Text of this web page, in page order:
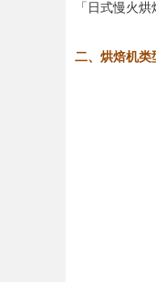
「日式慢火
二、烘焙机类